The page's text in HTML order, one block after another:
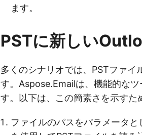
ます。
PSTに新しい
多くのシナリオでは、PSTファ
す。Aspose.Emailは、機能的な
す。以下は、この簡素さを示すた
ファイルのパスをパラメータと